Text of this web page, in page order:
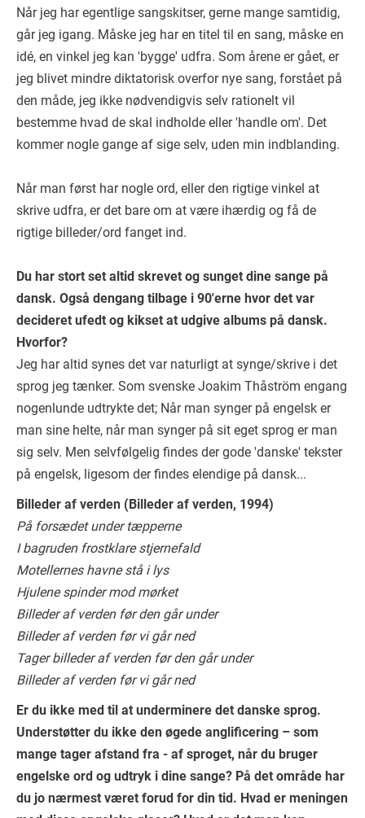
Når jeg har egentlige sangskitser, gerne mange samtidig,
går jeg igang. Måske jeg har en titel til en sang, måske en
idé, en vinkel jeg kan 'bygge' udfra. Som årene er gået, er
jeg blivet mindre diktatorisk overfor nye sang, forstået på
den måde, jeg ikke nødvendigvis selv rationelt vil
bestemme hvad de skal indholde eller 'handle om'. Det
kommer nogle gange af sige selv, uden min indblanding.
Når man først har nogle ord, eller den rigtige vinkel at
skrive udfra, er det bare om at være ihærdig og få de
rigtige billeder/ord fanget ind.
Du har stort set altid skrevet og sunget dine sange på
dansk. Også dengang tilbage i 90'erne hvor det var
decideret ufedt og kikset at udgive albums på dansk.
Hvorfor?
Jeg har altid synes det var naturligt at synge/skrive i det
sprog jeg tænker. Som svenske Joakim Thåström engang
nogenlunde udtrykte det; Når man synger på engelsk er
man sine helte, når man synger på sit eget sprog er man
sig selv. Men selvfølgelig findes der gode 'danske' tekster
på engelsk, ligesom der findes elendige på dansk...
Billeder af verden (Billeder af verden, 1994)
På forsædet under tæpperne
I bagruden frostklare stjernefald
Motellernes havne stå i lys
Hjulene spinder mod mørket
Billeder af verden før den går under
Billeder af verden før vi går ned
Tager billeder af verden før den går under
Billeder af verden før vi går ned
Er du ikke med til at underminere det danske sprog.
Understøtter du ikke den øgede anglificering – som
mange tager afstand fra - af sproget, når du bruger
engelske ord og udtryk i dine sange? På det område har
du jo nærmest været forud for din tid. Hvad er meningen